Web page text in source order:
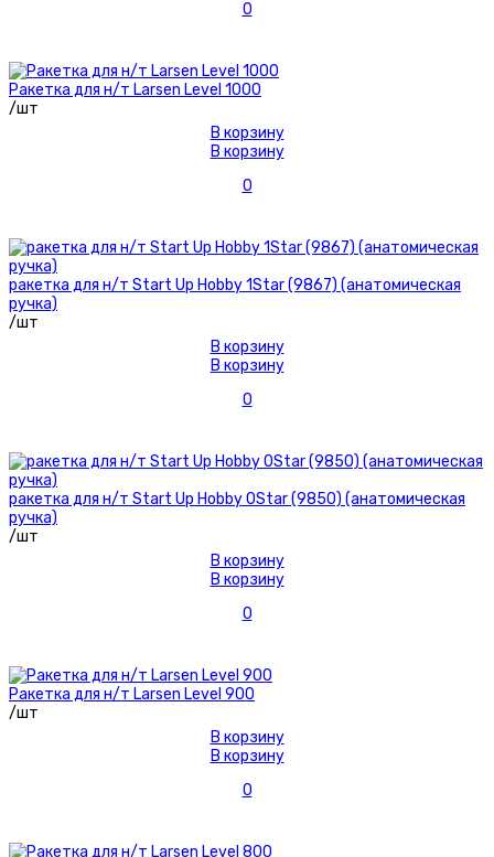
0
Ракетка для н/т Larsen Level 1000
/шт
В корзину
В корзину
0
ракетка для н/т Start Up Hobby 1Star (9867) (анатомическая
ручка)
/шт
В корзину
В корзину
0
ракетка для н/т Start Up Hobby 0Star (9850) (анатомическая
ручка)
/шт
В корзину
В корзину
0
Ракетка для н/т Larsen Level 900
/шт
В корзину
В корзину
0